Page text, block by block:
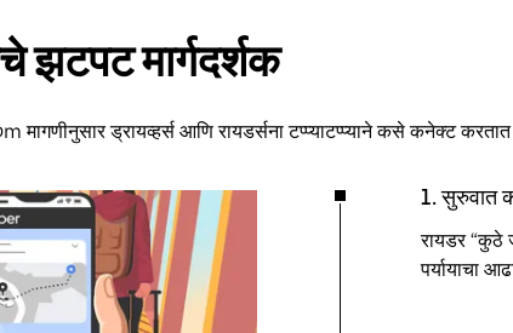
झटपट मार्गदर्शक
ड्रायव्हर्स आणि रायडर्सना टप्प्याटप्प्याने कसे कनेक्ट
1. सुरुवात
रायडर “कुठे
पर्यायाचा